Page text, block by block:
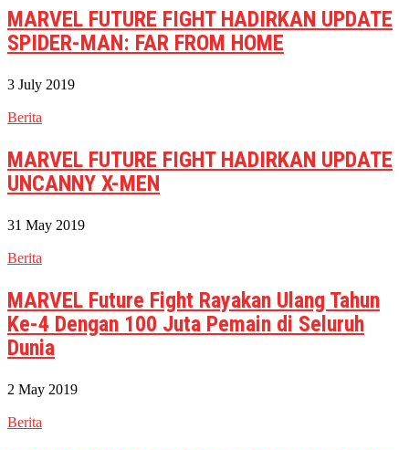
MARVEL FUTURE FIGHT HADIRKAN UPDATE
SPIDER-MAN: FAR FROM HOME
3 July 2019
Berita
MARVEL FUTURE FIGHT HADIRKAN UPDATE
UNCANNY X-MEN
31 May 2019
Berita
MARVEL Future Fight Rayakan Ulang Tahun
Ke-4 Dengan 100 Juta Pemain di Seluruh
Dunia
2 May 2019
Berita